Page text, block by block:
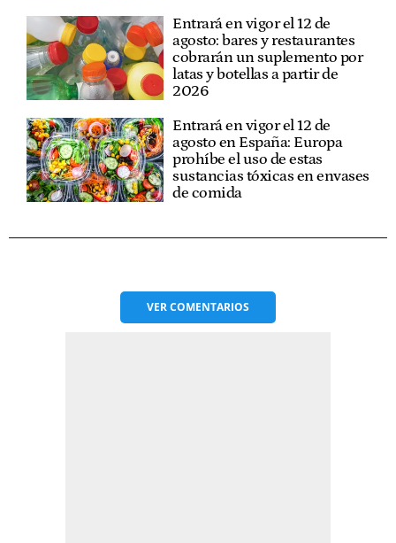
Entrará en vigor el 12 de
agosto: bares y restaurantes
cobrarán un suplemento por
latas y botellas a partir de
2026
Entrará en vigor el 12 de
agosto en España: Europa
prohíbe el uso de estas
sustancias tóxicas en envases
de comida
VERCOMENTARIOS